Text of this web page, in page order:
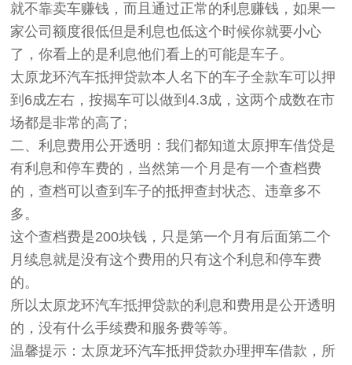
就不靠卖车赚钱，而且通过正常的利息赚钱，如果一
家公司额度很低但是利息也低这个时候你就要小心
了，你看上的是利息他们看上的可能是车子。
太原龙环汽车抵押贷款本人名下的车子全款车可以押
到6成左右，按揭车可以做到4.3成，这两个成数在市
场都是非常的高了;
二、利息费用公开透明：我们都知道太原押车借贷是
有利息和停车费的，当然第一个月是有一个查档费
的，查档可以查到车子的抵押查封状态、违章多不
多。
这个查档费是200块钱，只是第一个月有后面第二个
月续息就是没有这个费用的只有这个利息和停车费
的。
所以太原龙环汽车抵押贷款的利息和费用是公开透明
的，没有什么手续费和服务费等等。
温馨提示：太原龙环汽车抵押贷款办理押车借款，所